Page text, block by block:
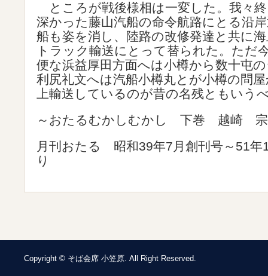
ところが戦後様相は一変した。我々
深かった藤山汽船の命令航路にとる沿
船も姿を消し、陸路の改修発達と共に
トラック輸送にとって替られた。ただ
便な浜益厚田方面へは小樽から数十屯
利尻礼文へは汽船小樽丸とが小樽の問
上輸送しているのが昔の名残ともいう
～おたるむかしむかし 下巻 越崎
月刊おたる 昭和39年7月創刊号～51年
り
Copyright © そば会席 小笠原. All Right Reserved.